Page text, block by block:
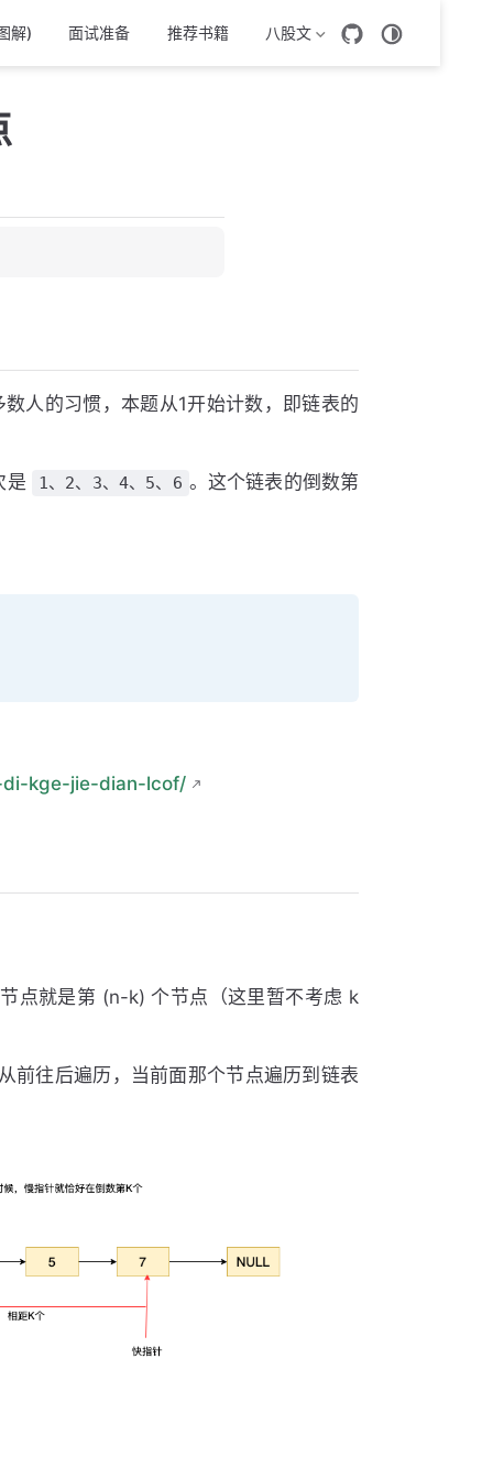
解) 面试准备 推荐书籍 八股文
人的习惯，本题从1开始计数，即链表的
是 1、2、3、4、5、6 。这个链表的倒数第
kge-jie-dian-lcof/
点就是第 (n-k) 个节点（这里暂不考虑 k
前往后遍历，当前面那个节点遍历到链表